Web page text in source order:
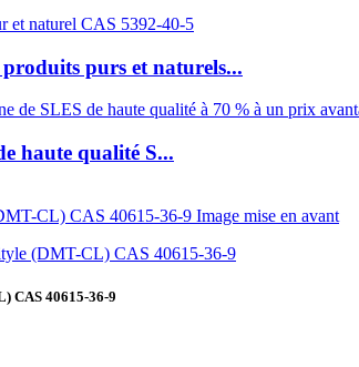
purs et naturels...
haute qualité S...
CAS 40615-36-9